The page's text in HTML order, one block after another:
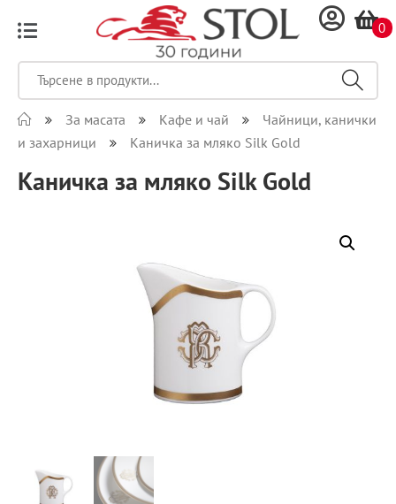
0
За масата Кафе и чай
Чайници, канички
и захарници
Каничка за мляко Silk Gold
Каничка за мляко Silk Gold